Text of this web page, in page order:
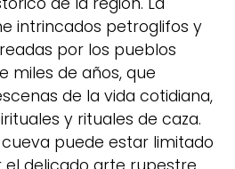
intrincados petroglifos y
por los pueblos
miles de años, que
de la vida cotidiana,
y rituales de caza.
puede estar limitado